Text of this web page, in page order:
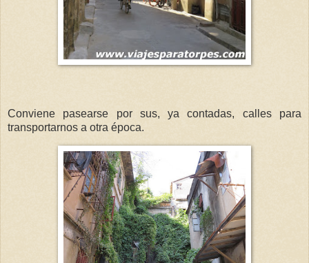
Conviene pasearse por sus, ya contadas, calles para
transportarnos a otra época.